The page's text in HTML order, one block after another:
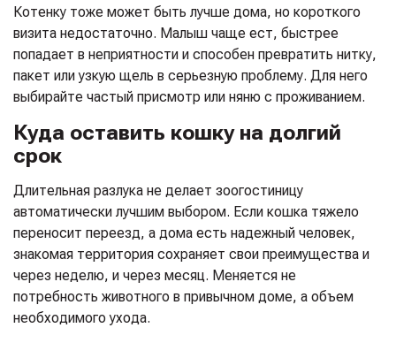
Котенку тоже может быть лучше дома, но короткого
визита недостаточно. Малыш чаще ест, быстрее
попадает в неприятности и способен превратить нитку,
пакет или узкую щель в серьезную проблему. Для него
выбирайте частый присмотр или няню с проживанием.
Куда оставить кошку на долгий
срок
Длительная разлука не делает зоогостиницу
автоматически лучшим выбором. Если кошка тяжело
переносит переезд, а дома есть надежный человек,
знакомая территория сохраняет свои преимущества и
через неделю, и через месяц. Меняется не
потребность животного в привычном доме, а объем
необходимого ухода.